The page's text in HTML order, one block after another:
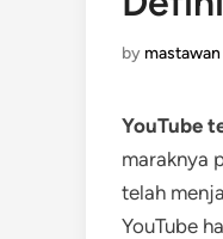
by mastawan
YouTube
maraknya
telah
YouTube